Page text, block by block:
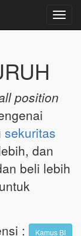
position
sekuritas
dan
beli lebih
: Kamus BI